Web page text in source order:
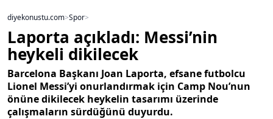
diyekonustu.com>Spor>
Laporta açıkladı: Messi’nin
heykeli dikilecek
Barcelona Başkanı Joan Laporta, efsane futbolcu
Lionel Messi’yi onurlandırmak için Camp Nou’nun
önüne dikilecek heykelin tasarımı üzerinde
çalışmaların sürdüğünü duyurdu.